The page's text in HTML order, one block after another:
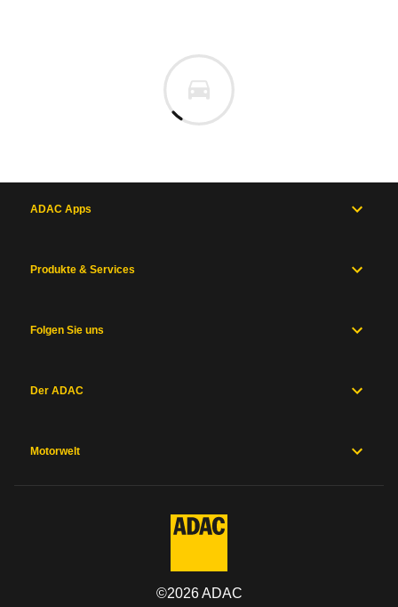
ADAC Apps
Produkte & Services
Folgen Sie uns
Der ADAC
Motorwelt
©2026ADAC